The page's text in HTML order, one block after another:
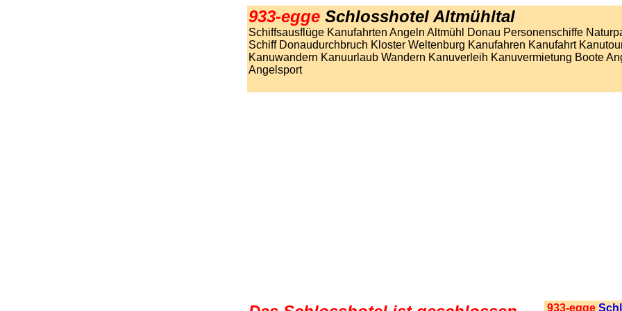
933-egge Schlosshotel Altmühltal
Schiffsausflüge Kanufahrten Angeln Altmühl Donau Personenschiffe
Schiff Donaudurchbruch Kloster Weltenburg Kanufahren Kanufahrt
Kanuwandern Kanuurlaub Wandern Kanuverleih Kanuvermietung Boote
Angelsport
933-egge